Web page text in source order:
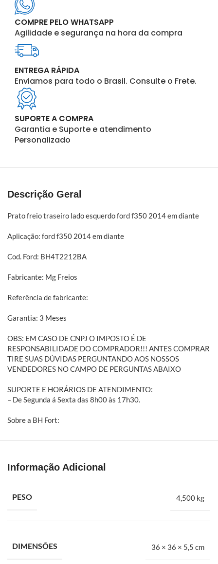
COMPRE PELO WHATSAPP
Agilidade e segurança na hora da compra
ENTREGA RÁPIDA
Enviamos para todo o Brasil. Consulte o Frete.
SUPORTE A COMPRA
Garantia e Suporte e atendimento
Personalizado
Descrição Geral
Prato freio traseiro lado esquerdo ford f350 2014 em diante
Aplicação: ford f350 2014 em diante
Cod. Ford: BH4T2212BA
Fabricante: Mg Freios
Referência de fabricante:
Garantia: 3 Meses
OBS: EM CASO DE CNPJ O IMPOSTO É DE
RESPONSABILIDADE DO COMPRADOR!!! ANTES COMPRAR
TIRE SUAS DÚVIDAS PERGUNTANDO AOS NOSSOS
VENDEDORES NO CAMPO DE PERGUNTAS ABAIXO
SUPORTE E HORÁRIOS DE ATENDIMENTO:
– De Segunda á Sexta das 8h00 às 17h30.
Sobre a BH Fort:
suprir uma carência muito grande no mercado de autopeças
especialista em peças automotivas para veículos leves, médios
Prato freio traseiro lado esquerdo ford f350 2014 em diante
Informação Adicional
PESO 4,500 kg
DIMENSÕES 36 × 36 × 5,5 cm